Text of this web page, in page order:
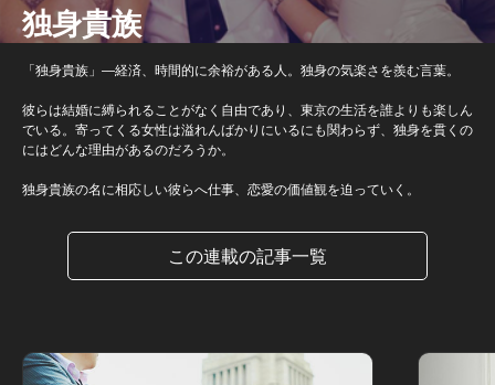
独身貴族
「独身貴族」―経済、時間的に余裕がある人。独身の気楽さを羨む言葉。
彼らは結婚に縛られることがなく自由であり、東京の生活を誰よりも楽しん
でいる。寄ってくる女性は溢れんばかりにいるにも関わらず、独身を貫くの
にはどんな理由があるのだろうか。
独身貴族の名に相応しい彼らへ仕事、恋愛の価値観を迫っていく。
この連載の記事一覧